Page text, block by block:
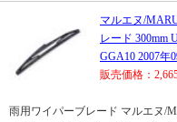
マルエヌ/
レード 300mm
GGA10 2007年
販売価格：
雨用ワイパーブレード マルエヌ/